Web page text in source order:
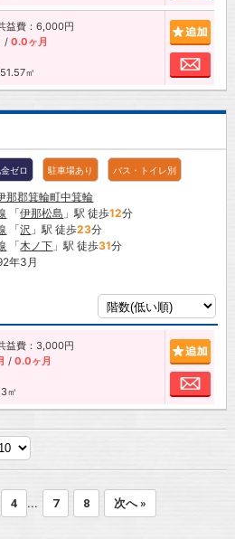
益費：6,000円
/ 0.0ヶ月
㎡
お
ゼロ 駐車場あり バス・トイレ別
那郡箕輪町中箕輪
「伊那松島 」駅 徒歩12分
「沢 」駅 徒歩23分
「木ノ下 」駅 徒歩31分
年3月
益費：3,000円
/ 0.0ヶ月
㎡
お
4 ... 7 8 次へ »